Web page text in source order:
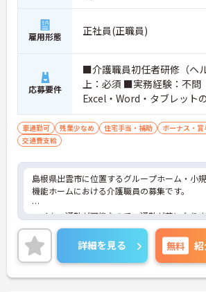
雇用形態 正社員(正職員)
応募要件
■介護職員初任者研修（ヘ
上：必須 ■実務経験：不
Excel・Word・タブレット
動車運転免許（AT限定可）
車通勤可 残業少なめ 住宅手当・補助 ボーナス・賞
交通費支給
島根県出雲市に位置するグループホーム・小
機能ホームにおける介護職員の募集です。
マイカー通勤が可能なので、通勤が苦になり
ん。ご利用者一人ひとりに寄り添って介護サ
の提供を行っていただける方を募集しています
ご興味のある方には、面接対策ポイントなど
に詳細をお話しいたしますのでお気軽にご相
詳細を見る 無料 紹